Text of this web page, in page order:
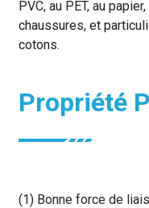
PVC, au PET, au
chaussures, et
cotons.
Propriété
(1) Bonne force de